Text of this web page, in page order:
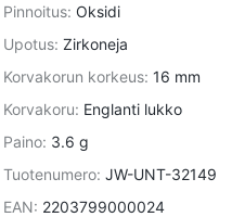
Pinnoitus: Oksidi
Upotus: Zirkoneja
Korvakorun korkeus: 16 mm
Korvakoru: Englanti lukko
Paino: 3.6 g
Tuotenumero: JW-UNT-32149
EAN: 2203799000024